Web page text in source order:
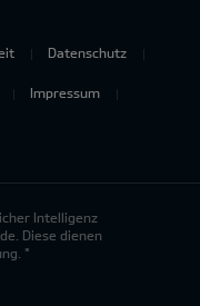
Datenschutz
Impressum
Intelligenz
Diese dienen
*